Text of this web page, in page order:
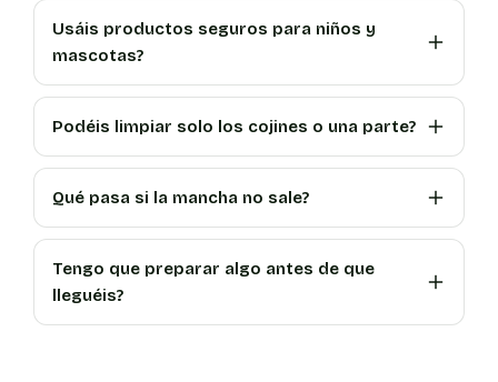
Usáis productos seguros para niños y
mascotas?
Podéis limpiar solo los cojines o una parte?
Qué pasa si la mancha no sale?
Tengo que preparar algo antes de que
lleguéis?